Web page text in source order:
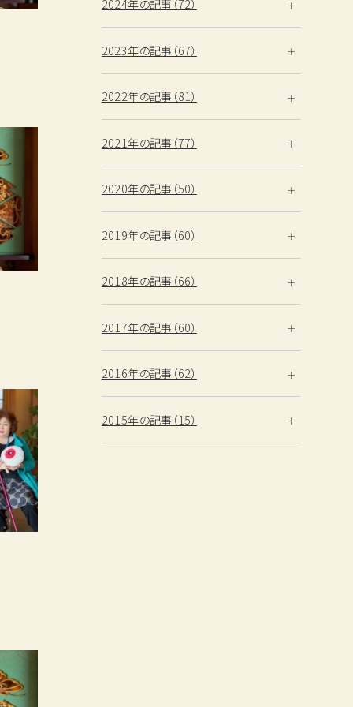
2024年の記事（72）
2023年の記事（67）
2022年の記事（81）
2021年の記事（77）
2020年の記事（50）
2019年の記事（60）
2018年の記事（66）
2017年の記事（60）
2016年の記事（62）
2015年の記事（15）